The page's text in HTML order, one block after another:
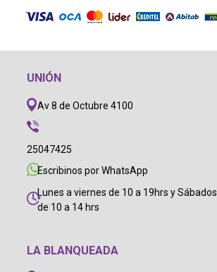
UNIÓN
Av 8 de Octubre 4100
25047425
Escribinos por WhatsApp
Lunes a viernes de 10 a 19hrs y Sábados
de 10 a 14 hrs
LA BLANQUEADA